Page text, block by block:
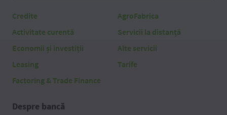
Credite
Activitate curentă
Economii și investiții
Leasing
Factoring & Trade Finance
AgroFabrica
Servicii la distanță
Alte servicii
Tarife
Despre bancă